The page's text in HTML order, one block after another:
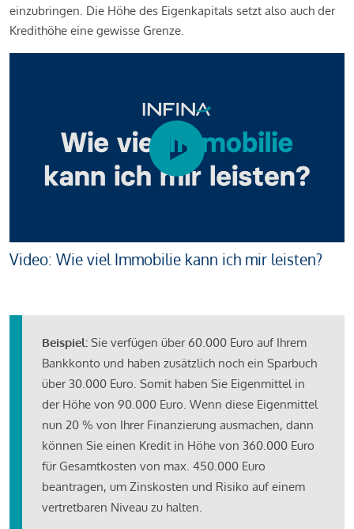
einzubringen. Die Höhe des Eigenkapitals setzt also auch der
Kredithöhe eine gewisse Grenze.
Video: Wie viel Immobilie kann ich mir leisten?
Beispiel: Sie verfügen über 60.000 Euro auf Ihrem
Bankkonto und haben zusätzlich noch ein Sparbuch
über 30.000 Euro. Somit haben Sie Eigenmittel in
der Höhe von 90.000 Euro. Wenn diese Eigenmittel
nun 20 % von Ihrer Finanzierung ausmachen, dann
können Sie einen Kredit in Höhe von 360.000 Euro
für Gesamtkosten von max. 450.000 Euro
beantragen, um Zinskosten und Risiko auf einem
vertretbaren Niveau zu halten.